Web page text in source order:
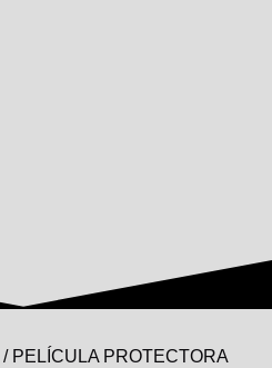
/ PELÍCULA PROTECTORA